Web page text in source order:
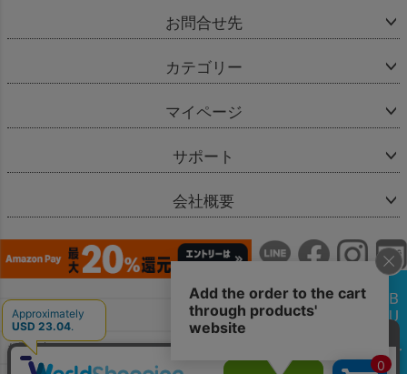
お問合せ先
カテゴリー
マイページ
サポート
会社概要
会社概要
お問い合わせ